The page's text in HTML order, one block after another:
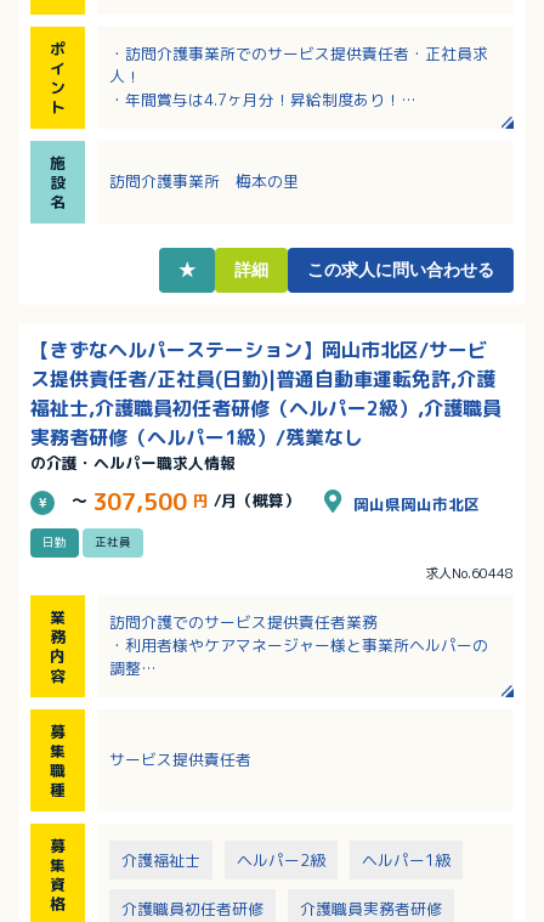
ポ
イ
ン
ト
・訪問介護事業所でのサービス提供責任者・正社員求
人！
・年間賞与は4.7ヶ月分！昇給制度あり！
施
設
名
訪問介護事業所 梅本の里
★ 詳細 この求人に問い合わせる
【きずなヘルパーステーション】岡山市北区/サービ
ス提供責任者/正社員(日勤)|普通自動車運転免許,介護
福祉士,介護職員初任者研修（ヘルパー2級）,介護職員
実務者研修（ヘルパー1級）/残業なし
の介護・ヘルパー職求人情報
～ 307,500 円 /月（概算） 岡山県岡山市北区
日勤 正社員
求人No.60448
業
務
内
容
訪問介護でのサービス提供責任者業務
・利用者様やケアマネージャー様と事業所ヘルパーの
調整
募
集
職
種
サービス提供責任者
募
集
資
格
介護福祉士 ヘルパー2級 ヘルパー1級
介護職員初任者研修 介護職員実務者研修